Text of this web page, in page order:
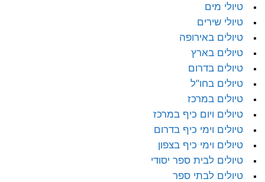
טיולי מים
טיולי שירים
טיולים באירופה
טיולים בארץ
טיולים בדרום
טיולים בחו"ל
טיולים במרכז
טיולים ויום כיף במרכז
טיולים וימי כיף בדרום
טיולים וימי כיף בצפון
טיולים לבית ספר יסודי
טיולים לבתי ספר